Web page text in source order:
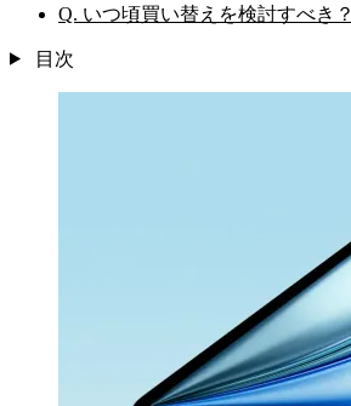
Q. いつ頃買い替えを検討すべき？
目次